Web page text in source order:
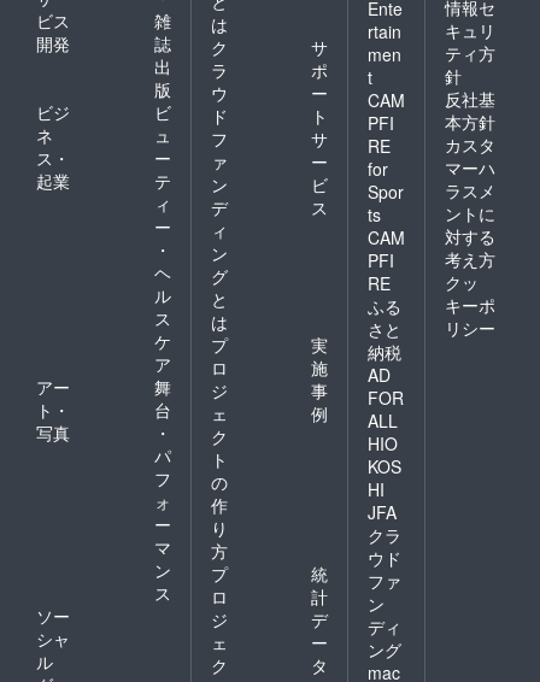
ビス
開発
雑
誌
出
版
ビジ
ネ
ス・
起業
ビ
ュ
ー
テ
ィ
ー
・
ヘ
ル
ス
ケ
ア
アー
ト・
写真
舞
台
・
パ
フ
ォ
ー
マ
ン
ス
ソー
シャ
ル
は
ク
ラ
ウ
ド
フ
ァ
ン
デ
ィ
ン
グ
と
は
サ
ポ
ー
ト
サ
ー
ビ
ス
プ
ロ
ジ
ェ
ク
ト
の
作
り
方
実
施
事
例
プ
ロ
ジ
ェ
ク
統
計
デ
ー
タ
Ente
rtain
men
t
CAM
PFI
RE
for
Spor
ts
CAM
PFI
RE
ふる
さと
納税
AD
FOR
ALL
HIO
KOS
HI
JFA
クラ
ウド
ファ
ン
ディ
ング
mac
情報セ
キュリ
ティ方
針
反社基
本方針
カスタ
マーハ
ラスメ
ントに
対する
考え方
クッ
キーポ
リシー